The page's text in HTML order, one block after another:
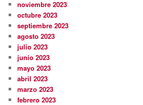
noviembre 2023
octubre 2023
septiembre 2023
agosto 2023
julio 2023
junio 2023
mayo 2023
abril 2023
marzo 2023
febrero 2023